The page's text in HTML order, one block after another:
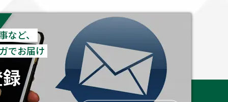
など、
でお届け